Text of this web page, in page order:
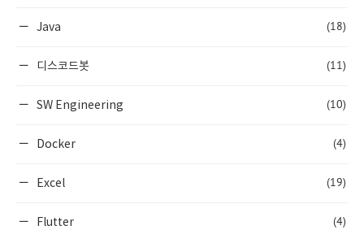
Java (18)
디스코드봇 (11)
SW Engineering (10)
Docker (4)
Excel (19)
Flutter (4)